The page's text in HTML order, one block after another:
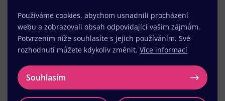
Používáme cookies, abychom usnadnili procházení
webu a zobrazovali obsah odpovídající vašim zájmům.
Potvrzením níže souhlasíte s jejich používáním. Své
rozhodnutí můžete kdykoliv změnit. Více informací
Souhlasím